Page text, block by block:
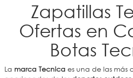
Zapatillas
Ofertas en
Botas
La marca Tecnica es una de las más